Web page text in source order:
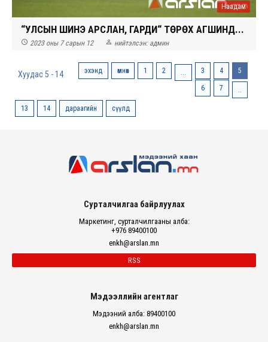
Наадам
“УЛСЫН ШИНЭ АРСЛАН, ГАРДИ“ ТӨРӨХ АГШИНД...
 2023 оны 7 сарын 12  нийтэлсэн: админ
Хуудас 5 - 14 эхэнд өмнөх 1 2 ... 3 4 5
6 7 ..
13 14 дараагийн сүүлд
Сурталчилгаа байрлуулах
Маркетинг, сурталчилгааны алба:
+976 89400100
enkh@arslan.mn
RSS
Мэдээллийн агентлаг
Мэдээний алба: 89400100
enkh@arslan.mn